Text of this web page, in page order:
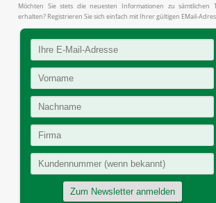
Möchten Sie stets die neuesten Informationen zu sämtlichen
erhalten? Registrieren Sie sich einfach mit Ihrer gültigen EMail-